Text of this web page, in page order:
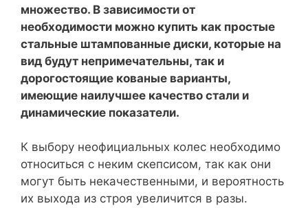
множество. В зависимости от
необходимости можно купить как простые
стальные штампованные диски, которые на
вид будут непримечательны, так и
дорогостоящие кованые варианты,
имеющие наилучшее качество стали и
динамические показатели.
К выбору неофициальных колес необходимо
относиться с неким скепсисом, так как они
могут быть некачественными, и вероятность
их выхода из строя увеличится в разы.